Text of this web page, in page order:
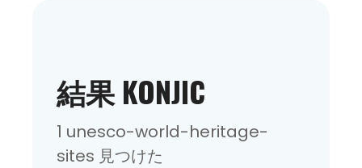
結果 KONJIC
1 unesco-world-heritage-
sites 見つけた